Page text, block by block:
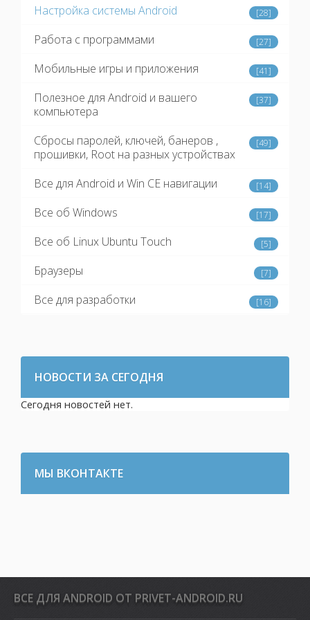
Настройка системы Android [28]
Работа с программами [27]
Мобильные игры и приложения [41]
Полезное для Android и вашего
компьютера
[37]
Сбросы паролей, ключей, банеров ,
прошивки, Root на разных устройствах
[49]
Все для Android и Win CE навигации [14]
Все об Windows [17]
Все об Linux Ubuntu Touch [5]
Браузеры [7]
Все для разработки [16]
НОВОСТИ ЗА СЕГОДНЯ
Сегодня новостей нет.
МЫ ВКОНТАКТЕ
ВСЕ ДЛЯ ANDROID ОТ PRIVET-ANDROID.RU